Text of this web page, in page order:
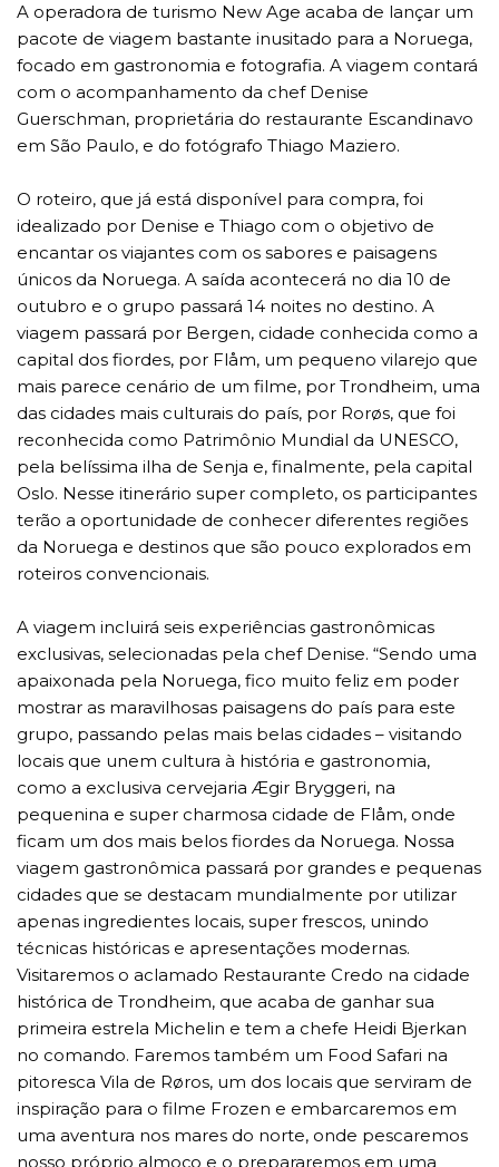
A operadora de turismo New Age acaba de lançar um
pacote de viagem bastante inusitado para a Noruega,
focado em gastronomia e fotografia. A viagem contará
com o acompanhamento da chef Denise
Guerschman, proprietária do restaurante Escandinavo
em São Paulo, e do fotógrafo Thiago Maziero.
O roteiro, que já está disponível para compra, foi
idealizado por Denise e Thiago com o objetivo de
encantar os viajantes com os sabores e paisagens
únicos da Noruega. A saída acontecerá no dia 10 de
outubro e o grupo passará 14 noites no destino. A
viagem passará por Bergen, cidade conhecida como a
capital dos fiordes, por Flåm, um pequeno vilarejo que
mais parece cenário de um filme, por Trondheim, uma
das cidades mais culturais do país, por Rorøs, que foi
reconhecida como Patrimônio Mundial da UNESCO,
pela belíssima ilha de Senja e, finalmente, pela capital
Oslo. Nesse itinerário super completo, os participantes
terão a oportunidade de conhecer diferentes regiões
da Noruega e destinos que são pouco explorados em
roteiros convencionais.
A viagem incluirá seis experiências gastronômicas
exclusivas, selecionadas pela chef Denise. “Sendo uma
apaixonada pela Noruega, fico muito feliz em poder
mostrar as maravilhosas paisagens do país para este
grupo, passando pelas mais belas cidades – visitando
locais que unem cultura à história e gastronomia,
como a exclusiva cervejaria Ægir Bryggeri, na
pequenina e super charmosa cidade de Flåm, onde
ficam um dos mais belos fiordes da Noruega. Nossa
viagem gastronômica passará por grandes e pequenas
cidades que se destacam mundialmente por utilizar
apenas ingredientes locais, super frescos, unindo
técnicas históricas e apresentações modernas.
Visitaremos o aclamado Restaurante Credo na cidade
histórica de Trondheim, que acaba de ganhar sua
primeira estrela Michelin e tem a chefe Heidi Bjerkan
no comando. Faremos também um Food Safari na
pitoresca Vila de Røros, um dos locais que serviram de
inspiração para o filme Frozen e embarcaremos em
uma aventura nos mares do norte, onde pescaremos
nosso próprio almoço e o prepararemos em uma